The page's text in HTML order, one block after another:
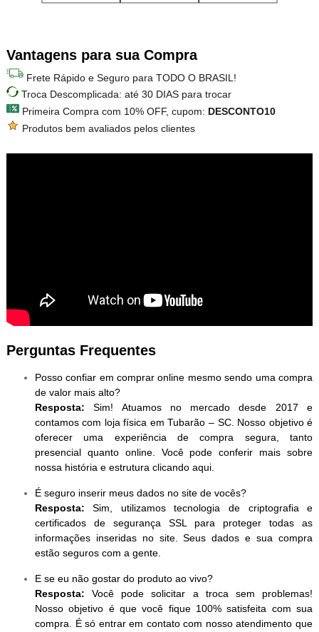
Vantagens para sua Compra
Frete Rápido e Seguro para TODO O BRASIL!
Troca Descomplicada: até 30 DIAS para trocar
Primeira Compra com 10% OFF, cupom: DESCONTO10
Produtos bem avaliados pelos clientes
Perguntas Frequentes
Posso confiar em comprar online mesmo sendo uma compra
de valor mais alto?
Resposta: Sim! Atuamos no mercado desde 2017 e
contamos com loja física em Tubarão – SC. Nosso objetivo é
oferecer uma experiência de compra segura, tanto
presencial quanto online. Você pode conferir mais sobre
nossa história e estrutura clicando aqui.
É seguro inserir meus dados no site de vocês?
Resposta: Sim, utilizamos tecnologia de criptografia e
certificados de segurança SSL para proteger todas as
informações inseridas no site. Seus dados e sua compra
estão seguros com a gente.
E se eu não gostar do produto ao vivo?
Resposta: Você pode solicitar a troca sem problemas!
Nosso objetivo é que você fique 100% satisfeita com sua
compra. É só entrar em contato com nosso atendimento que